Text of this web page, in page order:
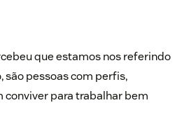
que estamos nos referindo
pessoas com perfis,
para trabalhar bem